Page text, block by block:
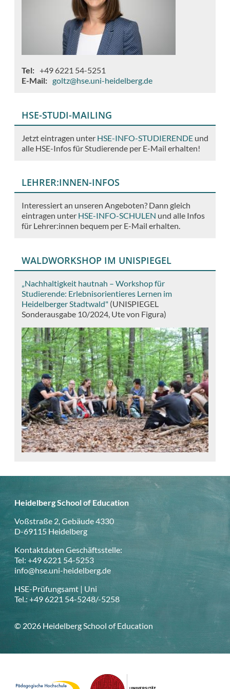
Tel
+49 6221 54-5251
E-Mail
goltz@hse.uni-heidelberg.de
HSE-STUDI-MAILING
Jetzt eintragen unter HSE-INFO-STUDIERENDE und
alle HSE-Infos für Studierende per E-Mail erhalten!
LEHRER:INNEN-INFOS
Interessiert an unseren Angeboten? Dann gleich
eintragen unter HSE-INFO-SCHULEN und alle Infos
für Lehrer:innen bequem per E-Mail erhalten.
WALDWORKSHOP IM UNISPIEGEL
„Nachhaltigkeit hautnah – Workshop für
Studierende: Erlebnisorientieres Lernen im
Heidelberger Stadtwald" (UNISPIEGEL
Sonderausgabe 10/2024, Ute von Figura)
Heidelberg School of Education
Voßstraße 2, Gebäude 4330
D-69115 Heidelberg
Kontaktdaten Geschäftsstelle:
Tel: +49 6221 54-5253
info@hse.uni-heidelberg.de
HSE-Prüfungsamt | Uni
Tel.: +49 6221 54-5248/-5258
© 2026 Heidelberg School of Education